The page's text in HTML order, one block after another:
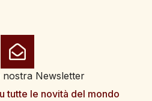
nostra Newsletter
tutte le novità del mondo